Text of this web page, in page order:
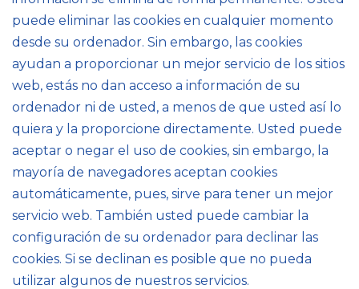
puede eliminar las cookies en cualquier momento
desde su ordenador. Sin embargo, las cookies
ayudan a proporcionar un mejor servicio de los sitios
web, estás no dan acceso a información de su
ordenador ni de usted, a menos de que usted así lo
quiera y la proporcione directamente. Usted puede
aceptar o negar el uso de cookies, sin embargo, la
mayoría de navegadores aceptan cookies
automáticamente, pues, sirve para tener un mejor
servicio web. También usted puede cambiar la
configuración de su ordenador para declinar las
cookies. Si se declinan es posible que no pueda
utilizar algunos de nuestros servicios.